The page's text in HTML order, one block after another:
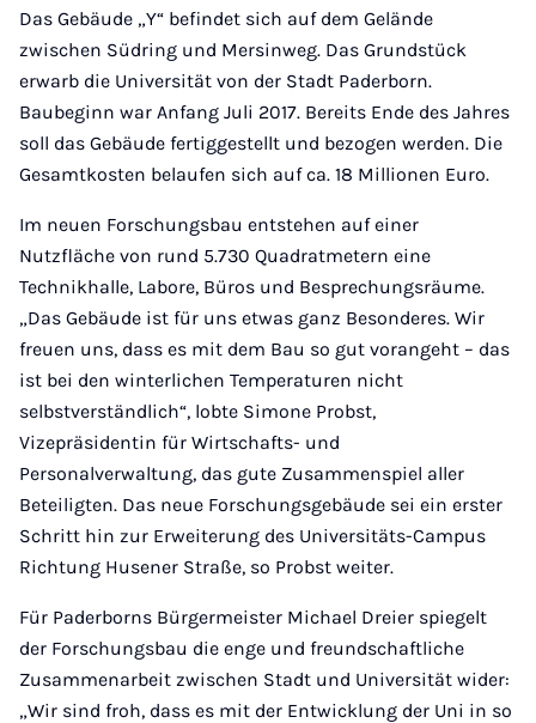
Das Gebäude „Y“ befindet sich auf dem Gelände
zwischen Südring und Mersinweg. Das Grundstück
erwarb die Universität von der Stadt Paderborn.
Baubeginn war Anfang Juli 2017. Bereits Ende des Jahres
soll das Gebäude fertiggestellt und bezogen werden. Die
Gesamtkosten belaufen sich auf ca. 18 Millionen Euro.
Im neuen Forschungsbau entstehen auf einer
Nutzfläche von rund 5.730 Quadratmetern eine
Technikhalle, Labore, Büros und Besprechungsräume.
„Das Gebäude ist für uns etwas ganz Besonderes. Wir
freuen uns, dass es mit dem Bau so gut vorangeht – das
ist bei den winterlichen Temperaturen nicht
selbstverständlich“, lobte Simone Probst,
Vizepräsidentin für Wirtschafts- und
Personalverwaltung, das gute Zusammenspiel aller
Beteiligten. Das neue Forschungsgebäude sei ein erster
Schritt hin zur Erweiterung des Universitäts-Campus
Richtung Husener Straße, so Probst weiter.
Für Paderborns Bürgermeister Michael Dreier spiegelt
der Forschungsbau die enge und freundschaftliche
Zusammenarbeit zwischen Stadt und Universität wider:
„Wir sind froh, dass es mit der Entwicklung der Uni in so